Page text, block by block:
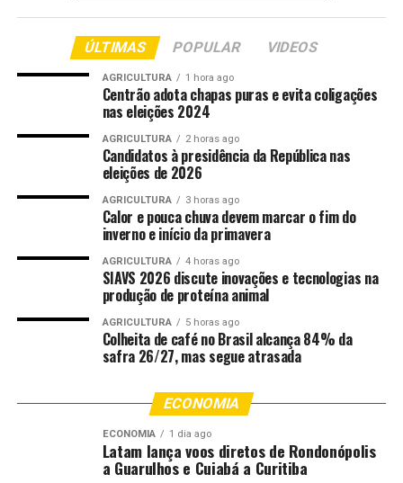
O médico veterinário Wesley Borba, gerente executivo
de confinamentos da JBS, explicou que os boitéis
funcionam como uma extensão das propriedades rurais,
permitindo que os produtores acelerem o giro de
estoque do boi gordo com alta performance e
preservem a qualidade das pastagens. O modelo é
atraente, pois não requer desembolso inicial e oferece
flexibilidade nos contratos.
Estruturas e projeções
Atualmente, a JBS opera seis unidades de confinamento
estratégico em locais-chave da pecuária de corte,
incluindo São Paulo, Minas Gerais, Mato Grosso do Sul e
Mato Grosso. Essas plantas têm capacidade para mais de
100 mil cabeças e, com uma média de três giros anuais, a
companhia espera entregar 300 mil animais gordos ao
mercado até 2026.
ÚLTIMAS POPULAR VIDEOS
AGRICULTURA 1 hora ago
Centrão adota chapas puras e evita coligações
nas eleições 2024
AGRICULTURA 2 horas ago
Candidatos à presidência da República nas
eleições de 2026
AGRICULTURA 3 horas ago
Calor e pouca chuva devem marcar o fim do
inverno e início da primavera
AGRICULTURA 4 horas ago
SIAVS 2026 discute inovações e tecnologias na
produção de proteína animal
AGRICULTURA 5 horas ago
Colheita de café no Brasil alcança 84% da
safra 26/27, mas segue atrasada
ECONOMIA
ECONOMIA 1 dia ago
Latam lança voos diretos de Rondonópolis
a Guarulhos e Cuiabá a Curitiba